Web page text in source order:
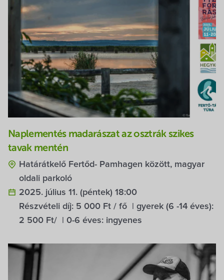
Naplementés madarászat az osztrák szikes
tavak mentén
Határátkelő Fertőd- Pamhagen között, magyar
oldali parkoló
2025. július 11. (péntek) 18:00
Részvételi díj: 5 000 Ft / fő | gyerek (6 -14 éves):
2 500 Ft/ | 0-6 éves: ingyenes